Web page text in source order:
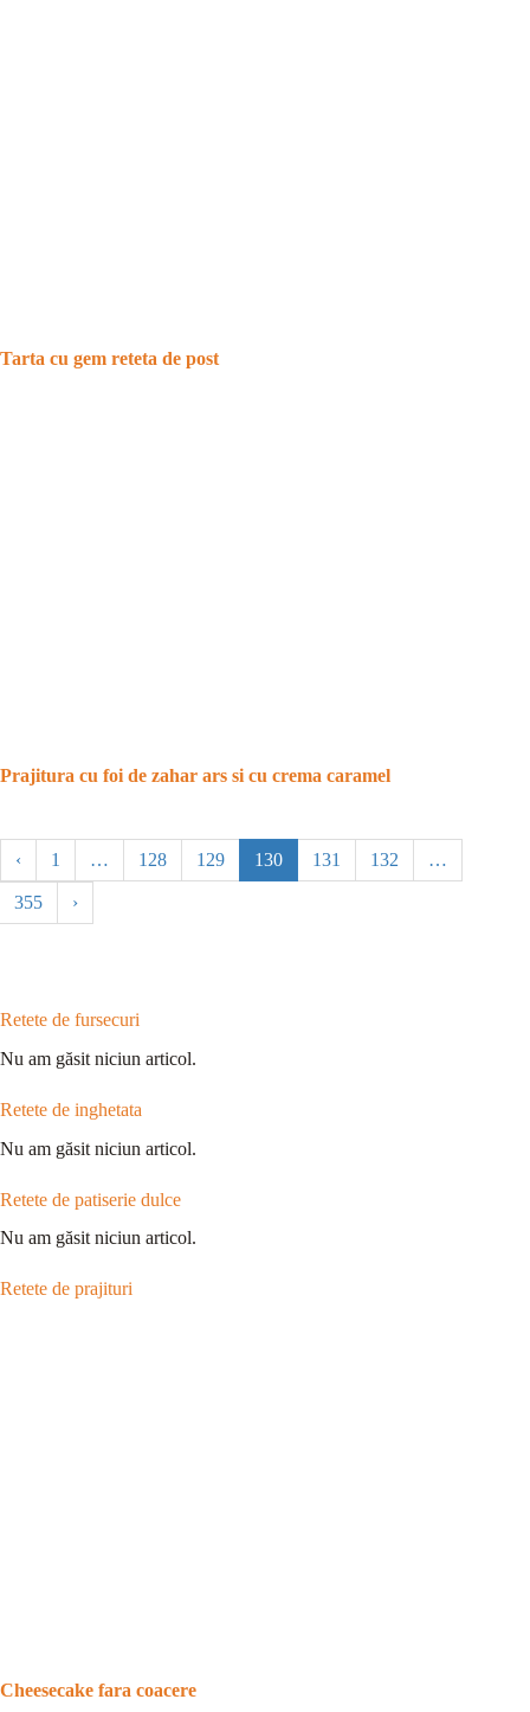
Tarta cu gem reteta de post
Prajitura cu foi de zahar ars si cu crema caramel
‹ 1 … 128 129 130 131 132 …
355 ›
Retete de fursecuri
Nu am găsit niciun articol.
Retete de inghetata
Nu am găsit niciun articol.
Retete de patiserie dulce
Nu am găsit niciun articol.
Retete de prajituri
Cheesecake fara coacere